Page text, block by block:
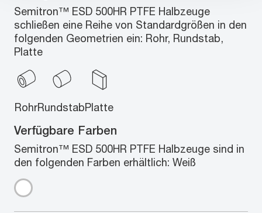
Semitron™ ESD 500HR PTFE Halbzeuge
schließen eine Reihe von Standardgrößen in den
folgenden Geometrien ein: Rohr, Rundstab,
Platte
RohrRundstabPlatte
Verfügbare Farben
Semitron™ ESD 500HR PTFE Halbzeuge sind in
den folgenden Farben erhältlich: Weiß